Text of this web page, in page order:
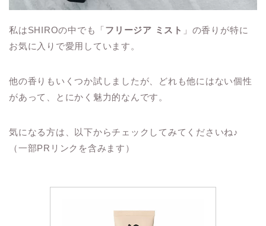
私はSHIROの中でも「フリージア ミスト 」の香りが特に
お気に入りで愛用しています。
他の香りもいくつか試しましたが、どれも他にはない個性
があって、とにかく魅力的なんです。
気になる方は、以下からチェックしてみてくださいね♪
（一部PRリンクを含みます）